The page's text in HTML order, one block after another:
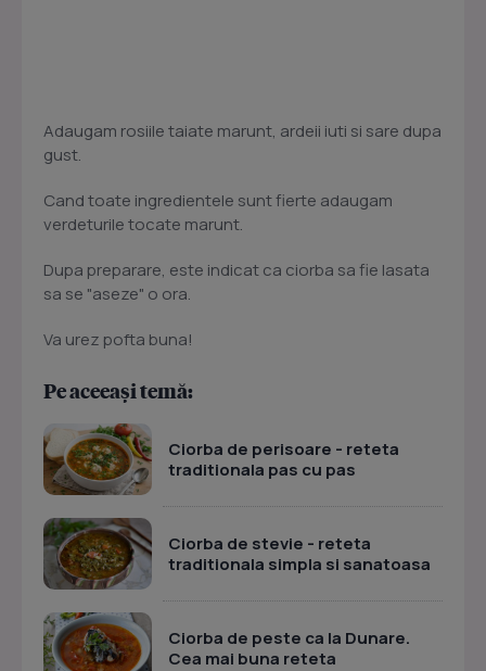
Adaugam rosiile taiate marunt, ardeii iuti si sare dupa
gust.
Cand toate ingredientele sunt fierte adaugam
verdeturile tocate marunt.
Dupa preparare, este indicat ca ciorba sa fie lasata
sa se "aseze" o ora.
Va urez pofta buna!
Pe aceeași temă:
Ciorba de perisoare - reteta
traditionala pas cu pas
Ciorba de stevie - reteta
traditionala simpla si sanatoasa
Ciorba de peste ca la Dunare.
Cea mai buna reteta